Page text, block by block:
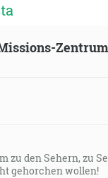
Zentrum
zu den Sehern,
gehorchen wollen!